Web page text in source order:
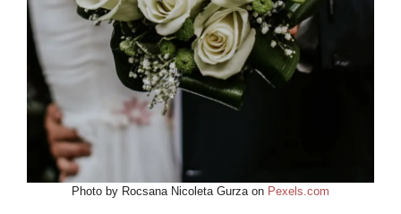
Photo by Rocsana Nicoleta Gurza on Pexels.com